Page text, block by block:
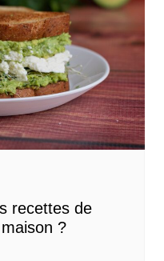
recettes de
?